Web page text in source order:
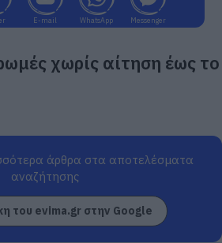
E-mail WhatsApp Messenger
χωρίς αίτηση έως το
άρθρα στα αποτελέσματα
αναζήτησης
του evima.gr στην Google